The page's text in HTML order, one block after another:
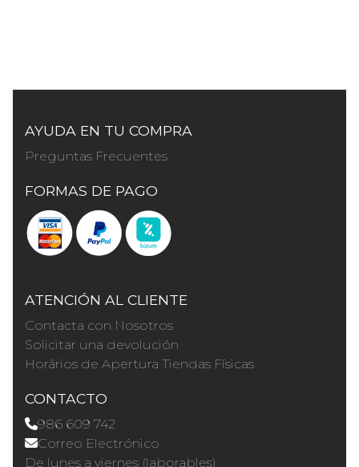
AYUDA EN TU COMPRA
Preguntas Frecuentes
FORMAS DE PAGO
ATENCIÓN AL CLIENTE
Contacta con Nosotros
Solicitar una devolución
Horários de Apertura Tiendas Físicas
CONTACTO
986 609 742
Correo Electrónico
De lunes a viernes (laborables)